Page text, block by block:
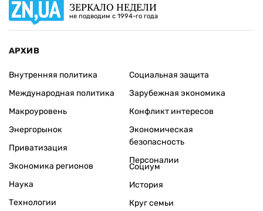
ЗЕРКАЛО НЕДЕЛИ
не подводим с 1994-го года
АРХИВ
Внутренняя политика
Международная политика
Макроуровень
Энергорынок
Приватизация
Экономика регионов
Социальная защита
Зарубежная экономика
Конфликт интересов
Экономическая
безопасность
Персоналии
Наука
Технологии
Социум
История
Круг семьи